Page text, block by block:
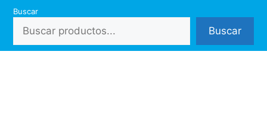
Saltar
contenido
Buscar
Buscar